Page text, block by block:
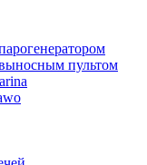
пультом